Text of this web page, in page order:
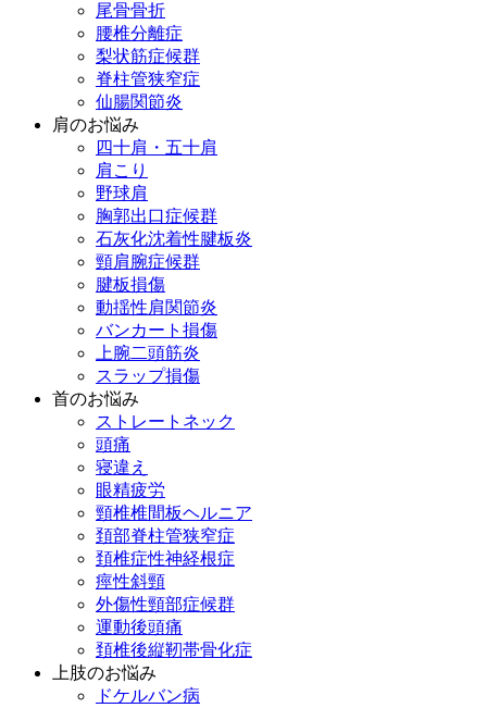
尾骨骨折
腰椎分離症
梨状筋症候群
脊柱管狭窄症
仙腸関節炎
肩のお悩み
四十肩・五十肩
肩こり
野球肩
胸郭出口症候群
石灰化沈着性腱板炎
頸肩腕症候群
腱板損傷
動揺性肩関節炎
バンカート損傷
上腕二頭筋炎
スラップ損傷
首のお悩み
ストレートネック
頭痛
寝違え
眼精疲労
頸椎椎間板ヘルニア
頚部脊柱管狭窄症
頚椎症性神経根症
痙性斜頸
外傷性頸部症候群
運動後頭痛
頚椎後縦靭帯骨化症
上肢のお悩み
ドケルバン病